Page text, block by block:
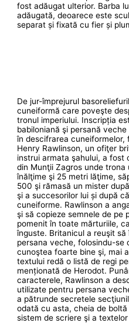
fost adăugat ulterior. Barba
adăugată, deoarece este
separat și fixată cu fier și
De jur-împrejurul
cuneiformă care poveşte
tronul imperiului. Inscripția
babiloniană şi persană
în descifrarea cuneiformelor,
Henry Rawlinson, un ofiţer
instrui armata şahului, a fost
din Munţii Zagros unde trona
înălţime şi 25 metri lăţime,
500 şi rămasă un mister
şi a succesorilor lui și după
cuneiforme. Rawlinson a
şi să copieze semnele de pe
pomenit în toate mărturiile,
înguste. Britanicul a reuşit
persana veche, folosindu-se
cunoştea foarte bine şi, mai
textului redă o listă de regi
menționată de Herodot.
caracterele, Rawlinson a
utilizate pentru persana
a pătrunde secretele
odată cu asta, cheia de
sistem de scriere şi a